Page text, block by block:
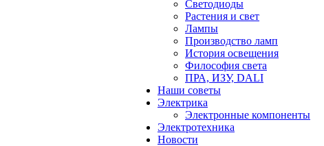
Светодиоды
Растения и свет
Лампы
Производство ламп
История освещения
Философия света
ПРА, ИЗУ, DALI
Наши советы
Электрика
Электронные компоненты
Электротехника
Новости